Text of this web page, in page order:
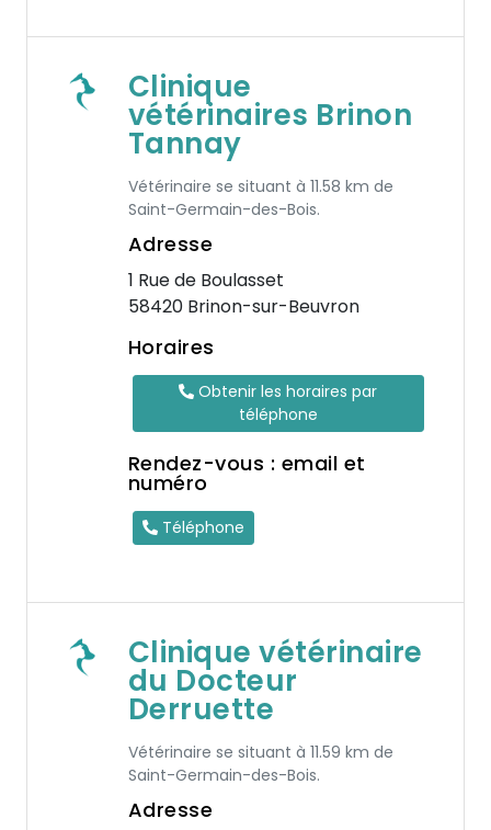
Clinique
vétérinaires Brinon
Tannay
Vétérinaire se situant à 11.58 km de
Saint-Germain-des-Bois.
Adresse
1 Rue de Boulasset
58420 Brinon-sur-Beuvron
Horaires
Obtenir les horaires par
téléphone
Rendez-vous : email et
numéro
Téléphone
Clinique vétérinaire
du Docteur
Derruette
Vétérinaire se situant à 11.59 km de
Saint-Germain-des-Bois.
Adresse